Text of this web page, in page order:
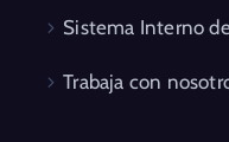
Sistema Interno
Trabaja con